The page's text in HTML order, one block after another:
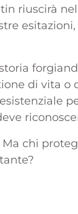
riuscirà
di vita o
chi